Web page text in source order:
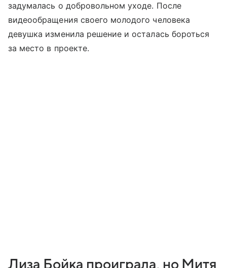
задумалась о добровольном уходе. После
видеообращения своего молодого человека
девушка изменила решение и осталась бороться
за место в проекте.
Лиза Бойка проиграла, но Митя